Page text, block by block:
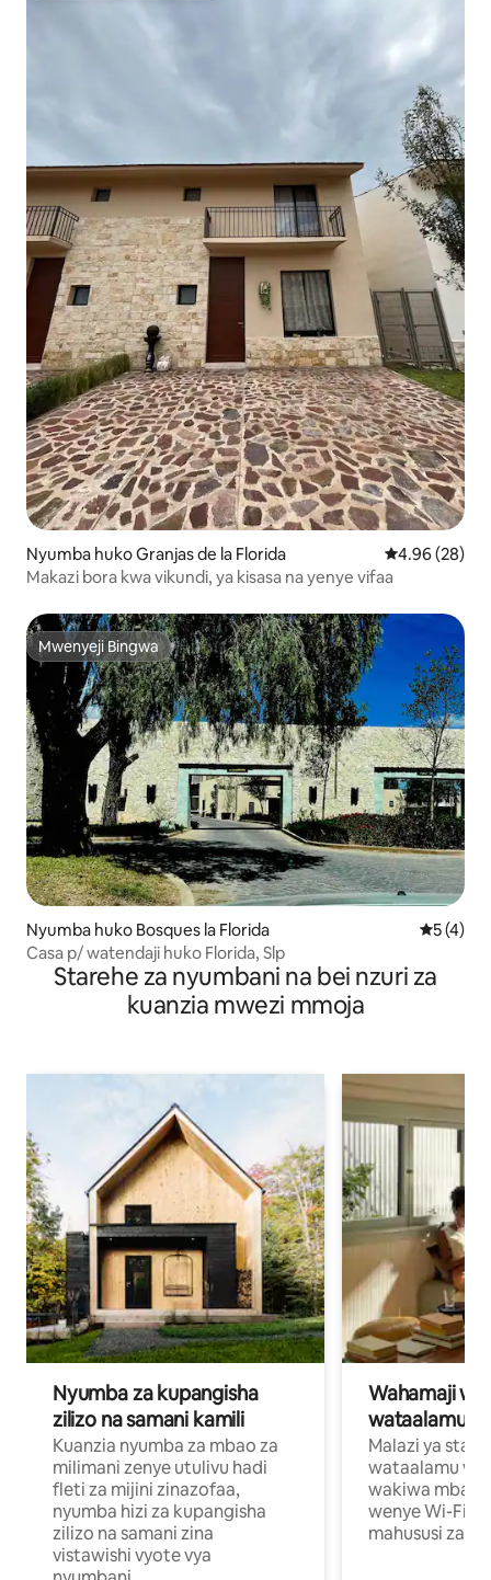
Nyumba huko Granjas de la Florida Ukadiriaji wa
4.96 (28)
Makazi bora kwa vikundi, ya kisasa na yenye vifaa
Mwenyeji Bingwa
Mwenyeji Bingwa
Nyumba huko Bosques la Florida
5 (4)
Casa p/ watendaji huko Florida, Slp
Starehe za nyumbani na bei nzuri za
kuanzia mwezi mmoja
Nyumba za kupangisha
zilizo na samani kamili
Kuanzia nyumba za mbao za
milimani zenye utulivu hadi
fleti za mijini zinazofaa,
nyumba hizi za kupangisha
zilizo na samani zina
vistawishi vyote vya
Wahamaji
wataalamu
Malazi ya
wataalamu
wakiwa mbali
wenye Wi-Fi
mahususi za